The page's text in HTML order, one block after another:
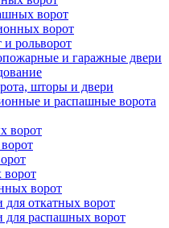
ворот
ворот
и рольворот
и гаражные двери
шторы и двери
и распашные ворота
ворот
ворот
ворот
для откатных ворот
для распашных ворот